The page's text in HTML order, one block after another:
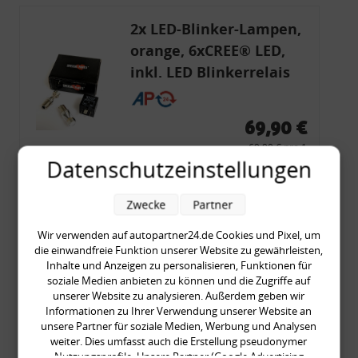
2x LED-Blinker-Lampen,
orange, 6xCREE® LED,
inkl. LED Blinkerrelais
CF 14
69,90 €
69,90 € pro 1
inkl. gesetzl. MwSt., zzgl.
Rückleuchtenband mit
Blinker, rot, US-Ecken,
Audi 80 Cabrio, Typ 89,
OE-Nr.: 8G0945225 +
Datenschutzeinstellungen
Wir verwenden auf autopartner24.de Cookies und Pixel, um
die einwandfreie Funktion unserer Website zu gewährleisten,
Inhalte und Anzeigen zu personalisieren, Funktionen für
soziale Medien anbieten zu können und die Zugriffe auf
unserer Website zu analysieren. Außerdem geben wir
Informationen zu Ihrer Verwendung unserer Website an
unsere Partner für soziale Medien, Werbung und Analysen
weiter. Dies umfasst auch die Erstellung pseudonymer
Zwecke Partner